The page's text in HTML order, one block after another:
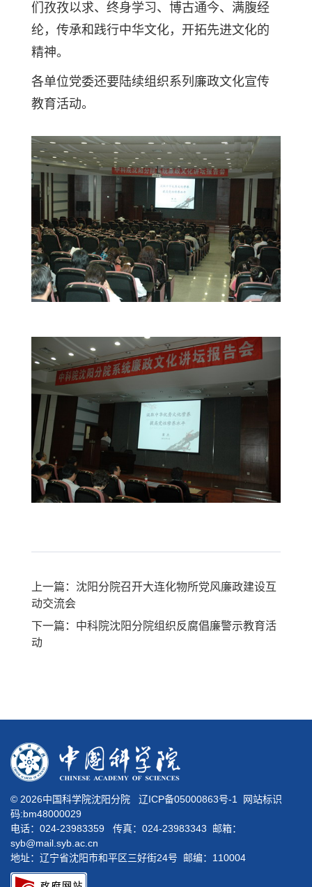
们孜孜以求、终身学习、博古通今、满腹经
纶，传承和践行中华文化，开拓先进文化的
精神。
各单位党委还要陆续组织系列廉政文化宣传
教育活动。
上一篇：沈阳分院召开大连化物所党风廉政建设互
动交流会
下一篇：中科院沈阳分院组织反腐倡廉警示教育活
动
© 2026中国科学院沈阳分院 辽ICP备05000863号-1
网站标识
码:bm48000029
电话：024-23983359 传真：024-23983343 邮箱：
syb@mail.syb.ac.cn
地址：辽宁省沈阳市和平区三好街24号 邮编：110004